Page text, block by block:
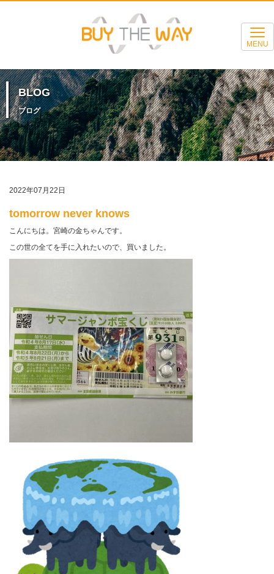
MENU
BLOG
ブログ
2022年07月22日
tomorrow never knows
こんにちは。宮崎の金ちゃんです。
この世の全てを手に入れたいので、買いました。